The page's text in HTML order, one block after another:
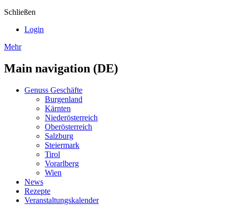
Schließen
Login
Mehr
Main navigation (DE)
Genuss Geschäfte
Burgenland
Kärnten
Niederösterreich
Oberösterreich
Salzburg
Steiermark
Tirol
Vorarlberg
Wien
News
Rezepte
Veranstaltungskalender